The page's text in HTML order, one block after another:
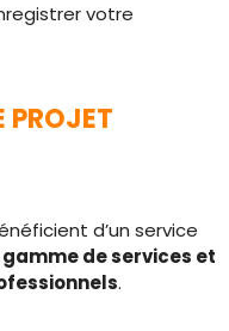
votre
PROJET
d’un service
de services et
.